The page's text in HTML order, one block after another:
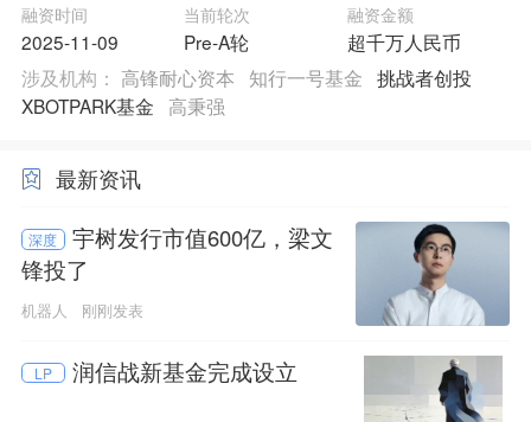
融资时间
2025-11-09
当前轮次
Pre-A轮
融资金额
超千万人民币
涉及机构： 高锋耐心资本 知行一号基金 挑战者创投
XBOTPARK基金 高秉强
最新资讯
深度
宇树发行市值600亿，梁文
锋投了
机器人 刚刚发表
LP 润信战新基金完成设立